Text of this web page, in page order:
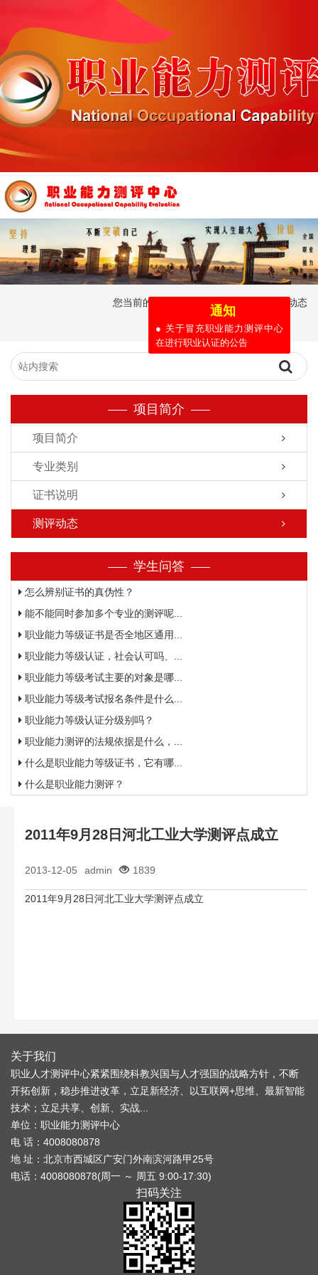
您当前的位置 ： / 项目简介 测评动态
项目简介
项目简介
专业类别
证书说明
测评动态
学生问答
怎么辨别证书的真伪性？
能不能同时参加多个专业的测评呢...
职业能力等级证书是否全地区通用...
职业能力等级认证，社会认可吗、...
职业能力等级考试主要的对象是哪...
职业能力等级考试报名条件是什么...
职业能力等级认证分级别吗？
职业能力测评的法规依据是什么，...
什么是职业能力等级证书，它有哪...
什么是职业能力测评？
2011年9月28日河北工业大学测评点成立
2013-12-05 admin 1839
2011年9月28日河北工业大学测评点成立
关于我们
职业人才测评中心紧紧围绕科教兴国与人才强国的战略方针，不断
开拓创新，稳步推进改革，立足新经济、以互联网+思维、最新智能
技术；立足共享、创新、实战...
单位：职业能力测评中心
电 话：4008080878
地 址：北京市西城区广安门外南滨河路甲25号
电话：4008080878(周一 ～ 周五 9:00-17:30)
扫码关注
通知
● 关于冒充职业能力测评中心
在进行职业认证的公告